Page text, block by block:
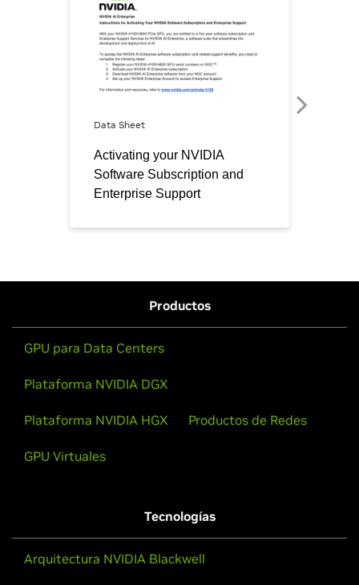
Productos
GPU para Data Centers
Plataforma NVIDIA DGX
Plataforma NVIDIA HGX Productos de Redes
GPU Virtuales
Tecnologías
Arquitectura NVIDIA Blackwell